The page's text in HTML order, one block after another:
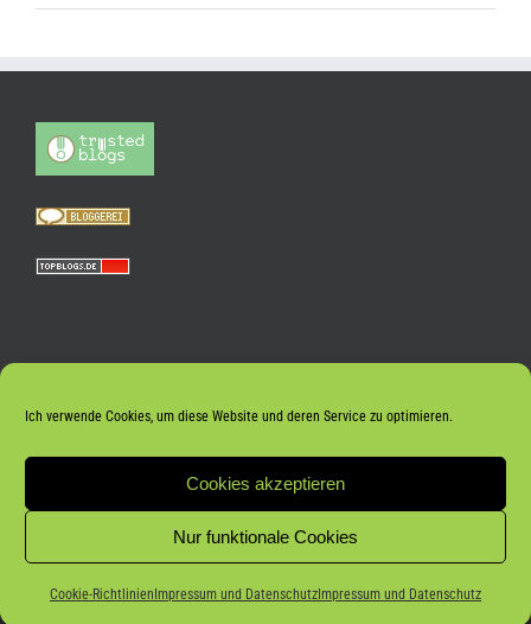
Ich verwende Cookies, um diese Website und deren Service zu optimieren.
Cookies akzeptieren
Nur funktionale Cookies
Coo­kie-Richt­li­nien Impres­sum und Datenschutz Impres­sum und Datenschutz
© 2026 Frank Meyer |Impressum und Datenschutz